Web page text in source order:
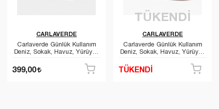
CARLAVERDE
Carlaverde Günlük Kullanım
Deniz, Sokak, Havuz, Yürüyüş
399,00
TÜKENDİ
CARLAVERDE
Carlaverde Günlük Kullanım
Deniz, Sokak, Havuz, Yürüyüş
TÜKENDİ